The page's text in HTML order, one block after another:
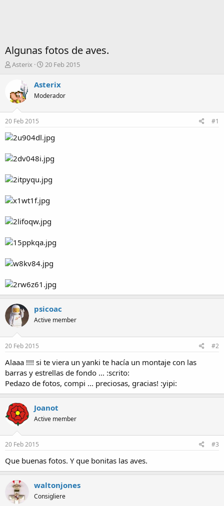
Algunas fotos de aves.
I
c
i
d
r
e
l
e
a
Asterix
F
c
h
a
n
i
c
i
20 Feb 2015
Asterix
Moderador
20 Feb 2015 #1
psicoac
Active member
20 Feb 2015 #2
Alaaa !!!! si te viera un yanki te hacía un montaje con las
barras y estrellas de fondo ... :scrito:
Pedazo de fotos, compi ... preciosas, gracias! :yipi:
Joanot
Active member
20 Feb 2015 #3
Que buenas fotos. Y que bonitas las aves.
waltonjones
Consigliere